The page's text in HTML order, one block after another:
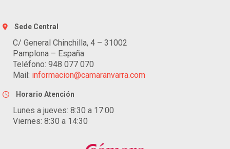
Sede Central
C/ General Chinchilla, 4 – 31002
Pamplona – España
Teléfono: 948 077 070
Mail: informacion@camaranvarra.com
Horario Atención
Lunes a jueves: 8:30 a 17:00
Viernes: 8:30 a 14:30